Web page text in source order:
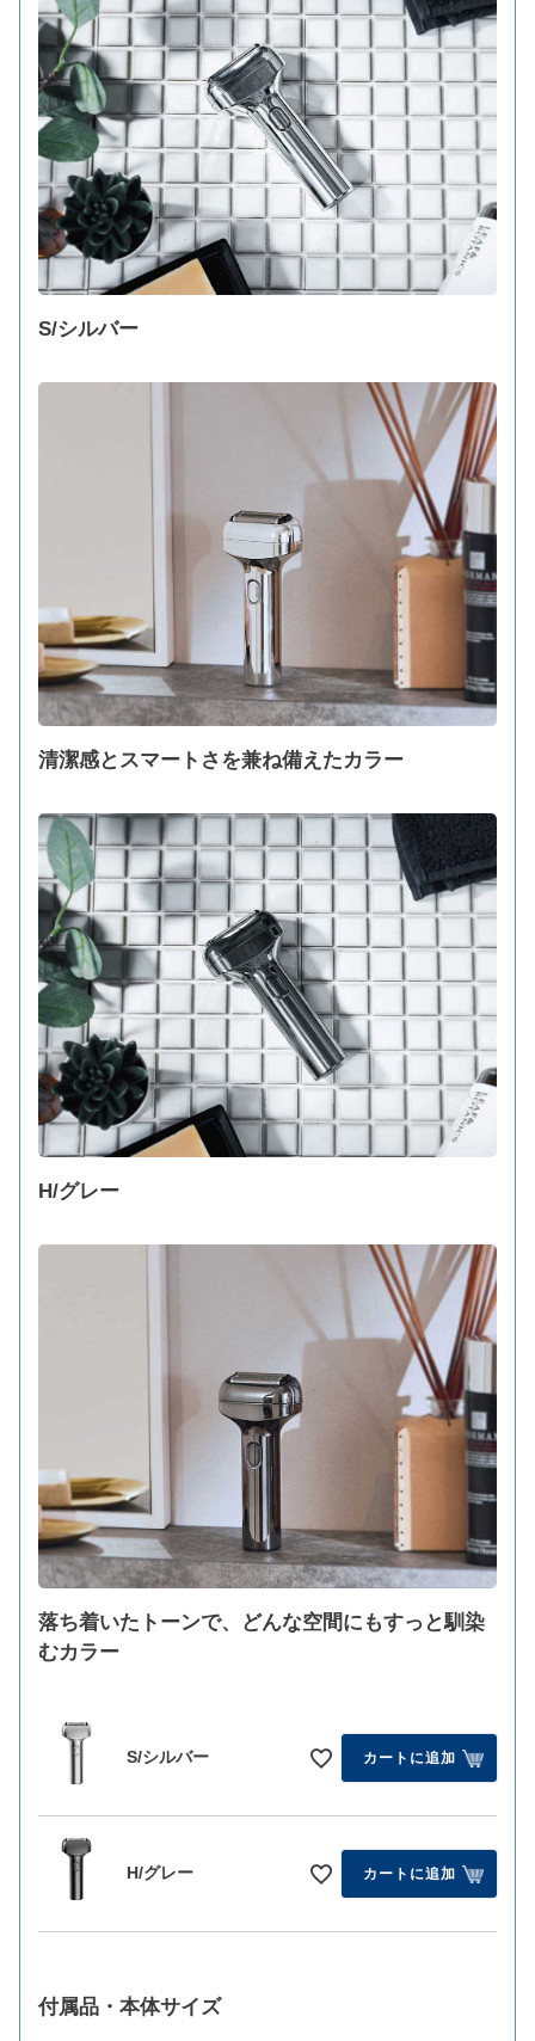
S/シルバー
清潔感とスマートさを兼ね備えたカラー
H/グレー
落ち着いたトーンで、どんな空間にもすっと馴染
むカラー
S/シルバー カートに追加
H/グレー カートに追加
付属品・本体サイズ